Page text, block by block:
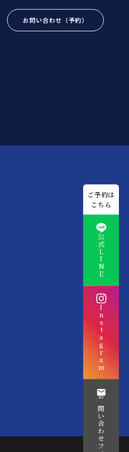
お問い合わせ （予約）
ご予約は
こちら
公式LINE
Instagram
お問い合わせフォーム